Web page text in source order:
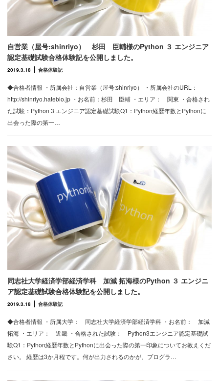
自営業（屋号:shinriyo） 杉田 臣輔様のPython ３ エンジニア
認定基礎試験合格体験記を公開しました。
2019.3.18 合格体験記
◆合格者情報 ・所属会社：自営業（屋号:shinriyo） ・所属会社のURL：
http://shinriyo.hateblo.jp ・お名前：杉田 臣輔 ・エリア： 関東 ・合格され
た試験：Python 3 エンジニア認定基礎試験Q1：Python経歴年数とPythonに
出会った際の第一…
同志社大学経済学部経済学科 加減 拓海様のPython ３ エンジニ
ア認定基礎試験合格体験記を公開しました。
2019.3.18 合格体験記
◆合格者情報 ・所属大学： 同志社大学経済学部経済学科 ・お名前： 加減
拓海 ・エリア： 近畿 ・合格された試験： Python3エンジニア認定基礎試
験Q1：Python経歴年数とPythonに出会った際の第一印象についてお教えくだ
さい。 経歴は3か月程です。何が出力されるのかが、プログラ…